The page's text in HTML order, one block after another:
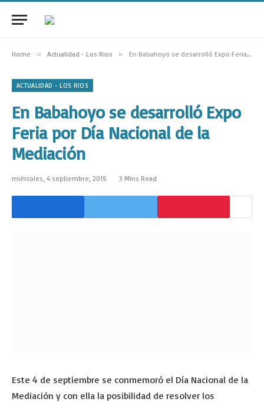
Home » Actualidad - Los Rios » En Babahoyo se desarrolló Expo Feria por Día Nacional de la Mediación
ACTUALIDAD - LOS RIOS
En Babahoyo se desarrolló Expo
Feria por Día Nacional de la
Mediación
miércoles, 4 septiembre, 2019 3 Mins Read
Este 4 de septiembre se conmemoró el Día Nacional de la
Mediación y con ella la posibilidad de resolver los